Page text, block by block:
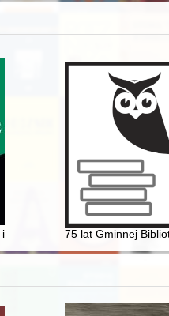
of Orosius : the history of
polish industry (1945-1956)
75 lat Gminnej